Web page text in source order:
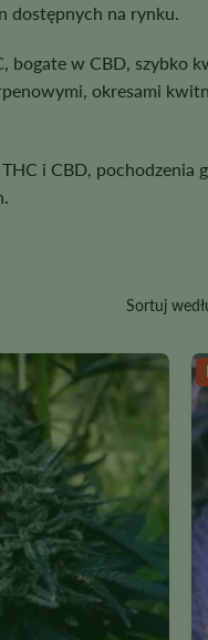
dostępnych na rynku.
w CBD, szybko
okresami
i CBD, pochodzenia